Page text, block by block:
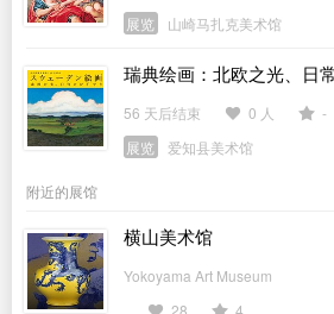
展览
山崎马扎克美术馆
瑞典绘画：北欧之光、日
56 天后结束 0 人
-
展览
爱知县美术馆
附近的展馆
横山美术馆
Yokoyama Art Museum
28
4